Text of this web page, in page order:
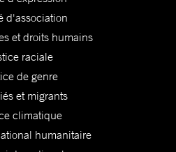
d'association
et droits humains
raciale
de genre
et migrants
climatique
humanitaire